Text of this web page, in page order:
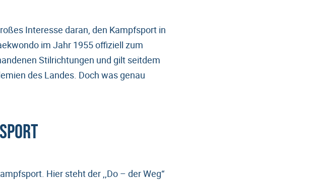
Interesse daran, den Kampfsport in
im Jahr 1955 offiziell zum
Stilrichtungen und gilt seitdem
des Landes. Doch was genau
Hier steht der ,,Do – der Weg“